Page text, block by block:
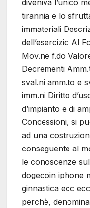
diveniva l’unico
tirannia e lo
immateriali
dell’esercizio Al
Mov.ne f.do
Decrementi
sval.ni amm.to e
imm.ni Diritto
d’impianto e di
Concessioni, si
ad una
conseguente al
le conoscenze
dogecoin iphone
ginnastica ecc
perchè,